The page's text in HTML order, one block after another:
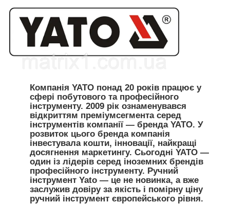
Компанія YATO понад 20 років працює у
сфері побутового та професійного
інструменту. 2009 рік ознаменувався
відкриттям преміумсегмента серед
інструментів компанії — бренда YATO. У
розвиток цього бренда компанія
інвестувала кошти, інновації, найкращі
досягнення маркетингу. Сьогодні YATO —
один із лідерів серед іноземних брендів
професійного інструменту. Ручний
інструмент Yato — це не новинка, а вже
заслужив довіру за якість і помірну ціну
ручний інструмент європейського рівня.